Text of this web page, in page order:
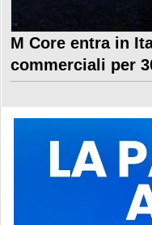
M Core entra in
commerciali per